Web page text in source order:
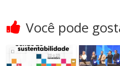
Você pode